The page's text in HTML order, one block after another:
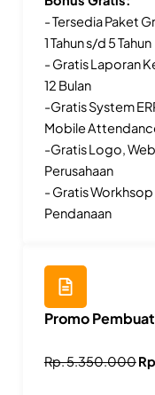
- Tersedia Paket
1 Tahun s/d 5 Tahun
- Gratis Laporan
12 Bulan
-Gratis System
Mobile
-Gratis Logo,
Perusahaan
- Gratis Workhsop
Pendanaan
Promo
Rp. 5.350.000